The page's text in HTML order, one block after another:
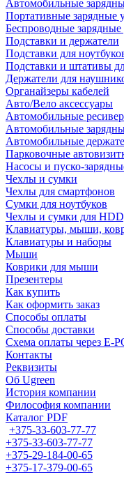
Автомобильные
Портативные зарядные
Беспроводные зарядные
Подставки и держатели
Подставки для
Подставки и штативы
Держатели для
Органайзеры кабелей
Авто/Вело аксессуары
Автомобильные
Автомобильные
Автомобильные
Парковочные
Насосы и пуско-
Чехлы и сумки
Чехлы для смартфонов
Сумки для ноутбуков
Чехлы и сумки для
Клавиатуры, мыши,
Клавиатуры и наборы
Мыши
Коврики для мыши
Презентеры
Как купить
Как оформить заказ
Способы оплаты
Способы доставки
Схема оплаты через E-
Контакты
Реквизиты
Об Ugreen
История компании
Философия компании
Каталог PDF
+375-33-603-77-77
+375-33-603-77-77
+375-29-184-00-65
+375-17-379-00-65